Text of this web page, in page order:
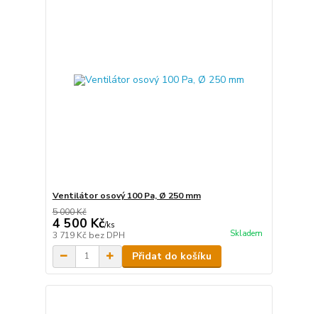
Ventilátor osový 100 Pa, Ø 250 mm
5 000 Kč
4 500 Kč/ks
3 719 Kč bez DPH Skladem
Přidat do košíku